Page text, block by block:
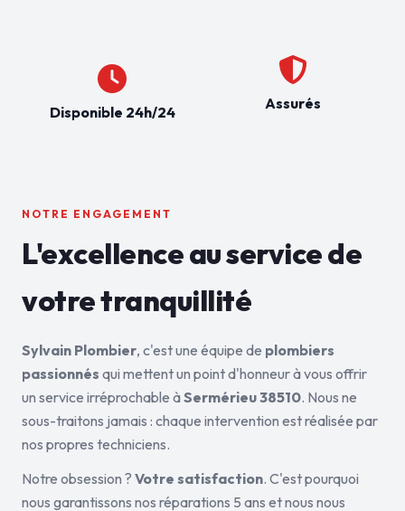
Disponible 24h/24 Assurés
NOTRE ENGAGEMENT
L'excellence au service de
votre tranquillité
Sylvain Plombier, c'est une équipe de plombiers
passionnés qui mettent un point d'honneur à vous offrir
un service irréprochable àSermérieu 38510. Nous ne
sous-traitons jamais : chaque intervention est réalisée par
nos propres techniciens.
Notre obsession ? Votre satisfaction. C'est pourquoi
nous garantissons nos réparations 5 ans et nous nous